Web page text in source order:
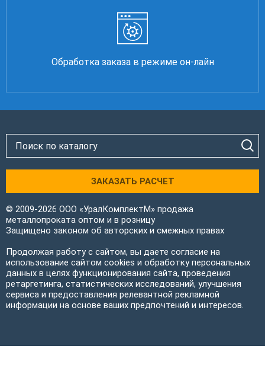
Обработка заказа в режиме он-лайн
ЗАКАЗАТЬ РАСЧЕТ
© 2009-2026 ООО «УралКомплектМ» продажа
металлопроката оптом и в розницу
Защищено законом об авторских и смежных правах
Продолжая работу с сайтом, вы даете согласие на
использование сайтом cookies и обработку персональных
данных в целях функционирования сайта, проведения
ретаргетинга, статистических исследований, улучшения
сервиса и предоставления релевантной рекламной
информации на основе ваших предпочтений и интересов.